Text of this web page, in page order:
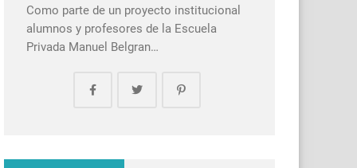
Como parte de un proyecto institucional
alumnos y profesores de la Escuela
Privada Manuel Belgran…